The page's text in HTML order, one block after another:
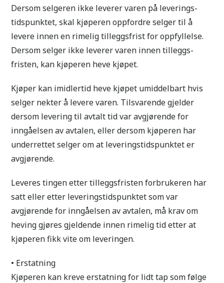
Dersom selgeren ikke leverer varen på leverings-
tidspunktet, skal kjøperen oppfordre selger til å
levere innen en rimelig tilleggsfrist for oppfyllelse.
Dersom selger ikke leverer varen innen tilleggs-
fristen, kan kjøperen heve kjøpet.
Kjøper kan imidlertid heve kjøpet umiddelbart hvis
selger nekter å levere varen. Tilsvarende gjelder
dersom levering til avtalt tid var avgjørende for
inngåelsen av avtalen, eller dersom kjøperen har
underrettet selger om at leveringstidspunktet er
avgjørende.
Leveres tingen etter tilleggsfristen forbrukeren har
satt eller etter leveringstidspunktet som var
avgjørende for inngåelsen av avtalen, må krav om
heving gjøres gjeldende innen rimelig tid etter at
kjøperen fikk vite om leveringen.
• Erstatning
Kjøperen kan kreve erstatning for lidt tap som følge